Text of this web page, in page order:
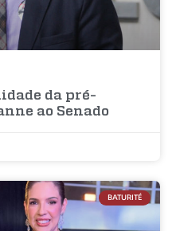
da pré-
ao Senado
BATURITÉ